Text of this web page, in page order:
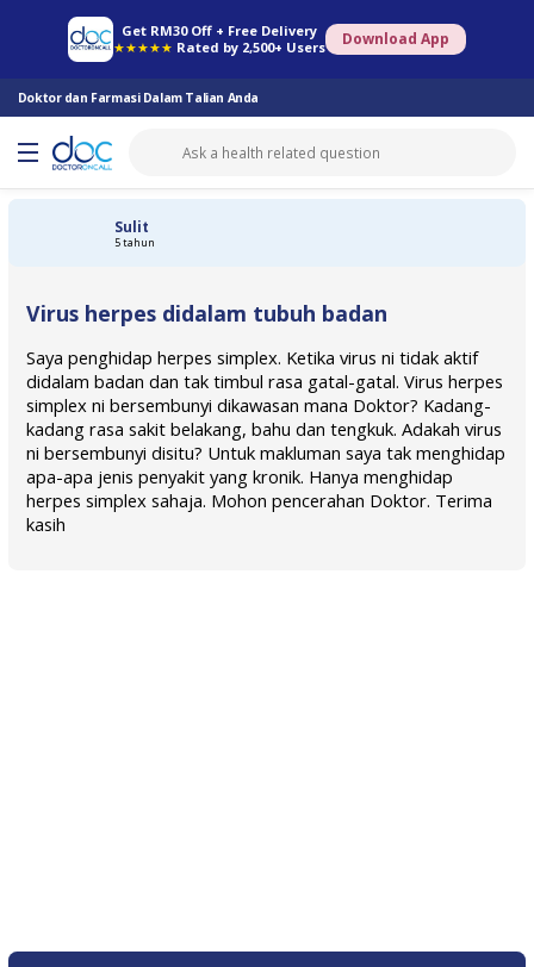
Get RM30 Off + Free Delivery
★★★★★ Rated by 2,500+ Users Download App
Doktor dan Farmasi Dalam Talian Anda
Farmasi Online Konsult Doktor Saringan Kesihatan Konsult Pakar
Sulit
5 tahun
Virus herpes didalam tubuh badan
Saya penghidap herpes simplex. Ketika virus ni tidak aktif
didalam badan dan tak timbul rasa gatal-gatal. Virus herpes
simplex ni bersembunyi dikawasan mana Doktor? Kadang-
kadang rasa sakit belakang, bahu dan tengkuk. Adakah virus
ni bersembunyi disitu? Untuk makluman saya tak menghidap
apa-apa jenis penyakit yang kronik. Hanya menghidap
herpes simplex sahaja. Mohon pencerahan Doktor. Terima
kasih